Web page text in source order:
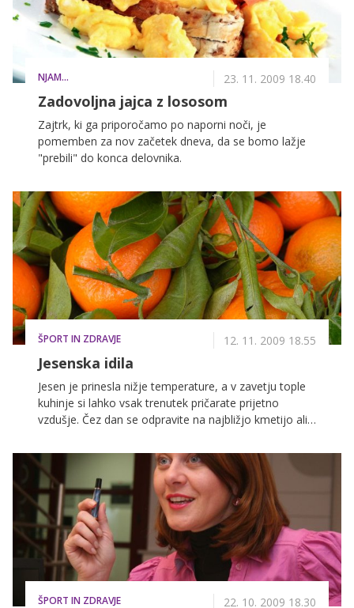
NJAM... 23. 11. 2009 18.40
Zadovoljna jajca z lososom
Zajtrk, ki ga priporočamo po naporni noči, je
pomemben za nov začetek dneva, da se bomo lažje
"prebili" do konca delovnika.
ŠPORT IN ZDRAVJE 12. 11. 2009 18.55
Jesenska idila
Jesen je prinesla nižje temperature, a v zavetju tople
kuhinje si lahko vsak trenutek pričarate prijetno
vzdušje. Čez dan se odpravite na najbližjo kmetijo ali
družbi v domačem okolju.
ŠPORT IN ZDRAVJE 22. 10. 2009 18.30